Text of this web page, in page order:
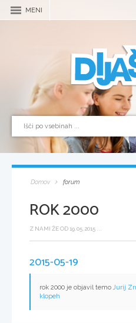
MENI
Domov forum
ROK 2000
Z NAMI ŽE OD 19.05.2015 ...
2015-05-19
rok 2000 je objavil temoJurij
klopeh